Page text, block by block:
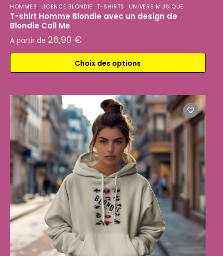
HOMMES, LICENCE BLONDIE, T-SHIRTS, UNIVERS MUSIQUE
T-shirt Homme Blondie avec un design de
Blondie Call Me
À partir de 26,90 €
Choix des options